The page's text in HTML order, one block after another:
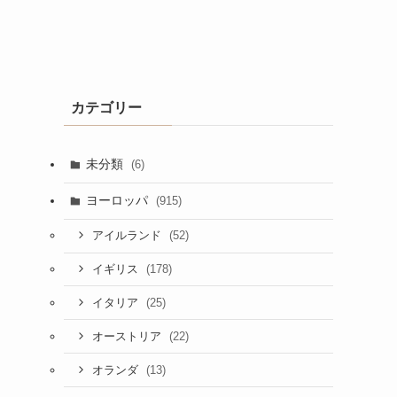
カテゴリー
未分類 (6)
ヨーロッパ (915)
アイルランド (52)
イギリス (178)
イタリア (25)
オーストリア (22)
オランダ (13)